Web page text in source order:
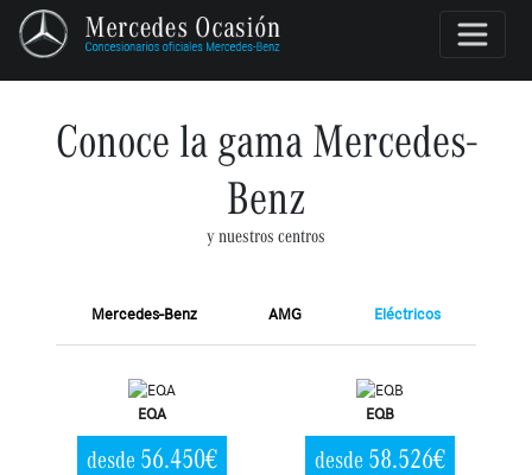
Conoce la gama Mercedes-
Benz
y nuestros centros
Mercedes-Benz AMG Eléctricos
EQA
desde 56.450€
EQB
desde 58.526€